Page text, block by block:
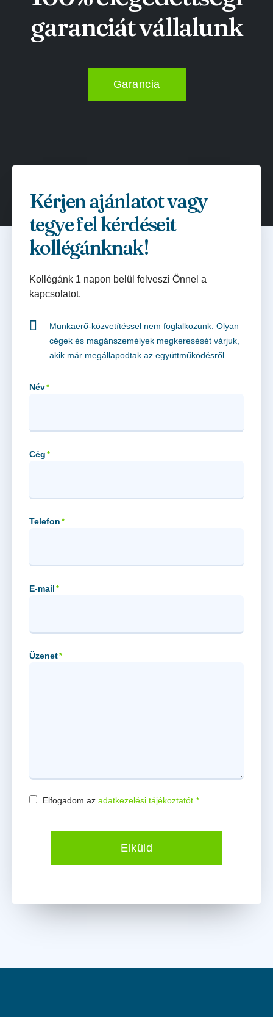
garanciát vállalunk
Garancia
Kérjen ajánlatot vagy
tegye fel kérdéseit
kollégánknak!
Kollégánk 1 napon belül felveszi Önnel a
kapcsolatot.
Munkaerő-közvetítéssel nem foglalkozunk. Olyan
cégek és magánszemélyek megkeresését várjuk,
akik már megállapodtak az együttműködésről.
Név*
Cég *
Telefon *
E-mail *
Üzenet*
Consent*
Elfogadom az adatkezelési tájékoztatót. *
Elküld